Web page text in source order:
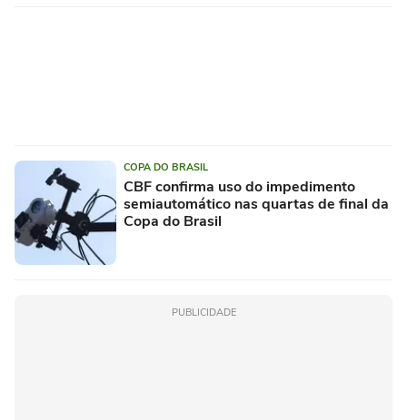
COPA DO BRASIL
CBF confirma uso do impedimento
semiautomático nas quartas de final da
Copa do Brasil
PUBLICIDADE